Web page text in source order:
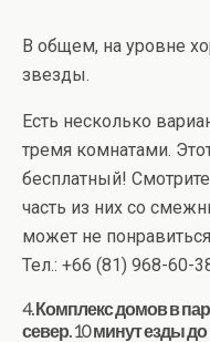
В общем, на уровне
звезды.
Есть несколько
тремя комнатами.
бесплатный!
часть из них со
может не
Тел.: +66 (81) 968-60-
4. Комплекс домов в
север. 10 минут езды до